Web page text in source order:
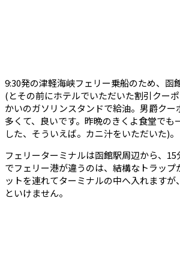
9:30発の津軽海峡フェリー乗船のため、函
(とその前にホテルでいただいた割引クー
かいのガソリンスタンドで給油。男爵クー
多くて、良いです。昨晩のきくよ食堂でも
した、そういえば。カニ汁をいただいた)。
フェリーターミナルは函館駅周辺から、
でフェリー港が違うのは、結構なトラッ
ットを連れてターミナルの中へ入れますが
といけません。